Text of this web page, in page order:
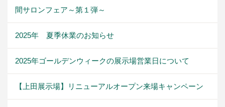
間サロンフェア～第１弾～
2025年 夏季休業のお知らせ
2025年ゴールデンウィークの展示場営業日について
【上田展示場】リニューアルオープン来場キャンペーン